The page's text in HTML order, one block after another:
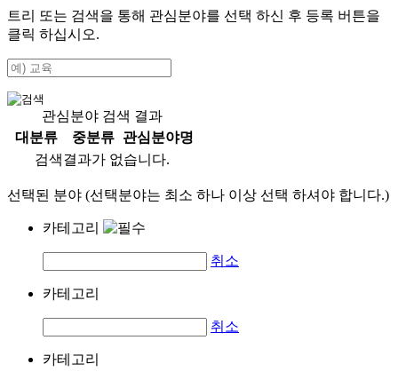
트리 또는 검색을 통해 관심분야를 선택 하신 후 등록 버튼을
클릭 하십시오.
관심분야 검색 결과
대분류
중분류
관심분야명
검색결과가 없습니다.
선택된 분야 (선택분야는 최소 하나 이상 선택 하셔야 합니다.)
카테고리
취소
카테고리
취소
카테고리